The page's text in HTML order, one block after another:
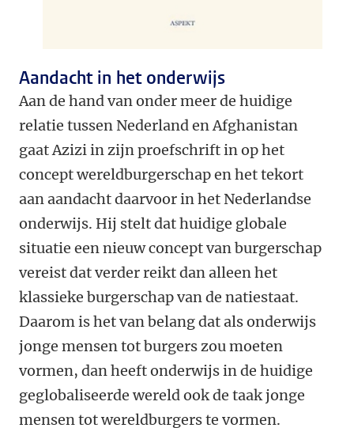
Aandacht in het onderwijs
Aan de hand van onder meer de huidige
relatie tussen Nederland en Afghanistan
gaat Azizi in zijn proefschrift in op het
concept wereldburgerschap en het tekort
aan aandacht daarvoor in het Nederlandse
onderwijs. Hij stelt dat huidige globale
situatie een nieuw concept van burgerschap
vereist dat verder reikt dan alleen het
klassieke burgerschap van de natiestaat.
Daarom is het van belang dat als onderwijs
jonge mensen tot burgers zou moeten
vormen, dan heeft onderwijs in de huidige
geglobaliseerde wereld ook de taak jonge
mensen tot wereldburgers te vormen.